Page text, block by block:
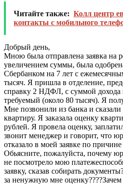
Читайте также: Колл центр
контакты с мобильного
Добрый день,
Мною была отправлена заявка на
увеличением суммы, была
Сбербанком на 7 лет с
тысяч. Я пришла в отделение,
справку 2 НДФЛ, с суммой
требуемый (около 80 тысяч). Я
Мне позвонили из банка и
квартиру. Я заказала оценку
рублей. Я провела оценку,
звонит менеджер и говорит, что
отказало в моей заявке по
Обьясните, пожалуйста, почему
не посмотрело мою
заявку, сказав собирать
за ненужную мне